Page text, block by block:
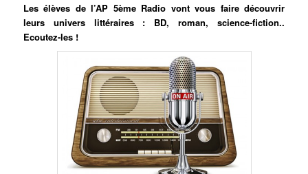
Les élèves de l’AP 5ème Radio vont vous faire découvrir
leurs univers littéraires : BD, roman, science-fiction..
Ecoutez-les !